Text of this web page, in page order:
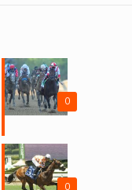
0
0